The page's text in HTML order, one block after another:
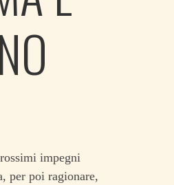
impegni
per poi ragionare,